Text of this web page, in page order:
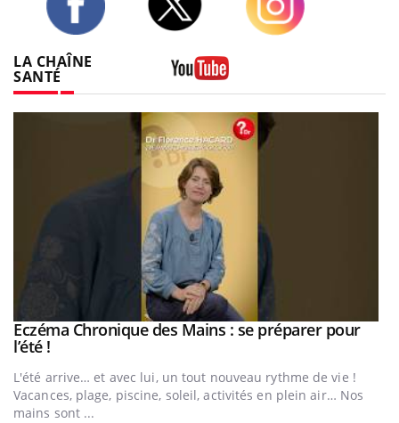
LA CHAÎNE
SANTÉ
Youtube
Youtube
Eczéma Chronique des Mains : se préparer pour
l’été !Youtube
L'été arrive… et avec lui, un tout nouveau rythme de vie !
Vacances, plage, piscine, soleil, activités en plein air… Nos
mains sont ...